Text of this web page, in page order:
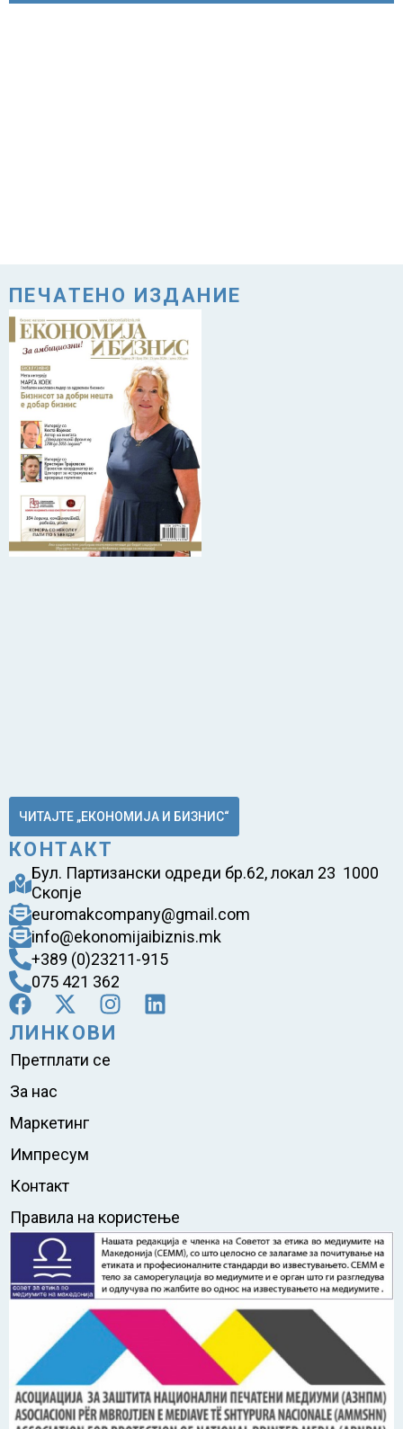
ПЕЧАТЕНО ИЗДАНИЕ
ЧИТАЈТЕ „ЕКОНОМИЈА И БИЗНИС“
КОНТАКТ
Бул. Партизански одреди бр.62, локал 23 1000
Скопје
euromakcompany@gmail.com
info@ekonomijaibiznis.mk
+389 (0)23211-915
075 421 362
ЛИНКОВИ
Претплати се
За нас
Маркетинг
Импресум
Контакт
Правила на користење